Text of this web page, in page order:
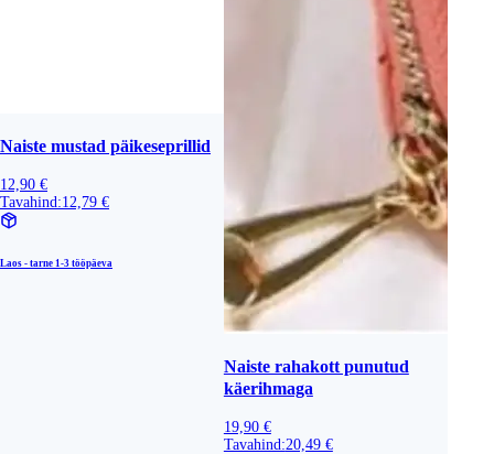
Naiste mustad päikeseprillid
12,90 €
Tavahind:12,79 €
Laos - tarne 1-3 tööpäeva
Naiste rahakott punutud
käerihmaga
19,90 €
Tavahind:20,49 €